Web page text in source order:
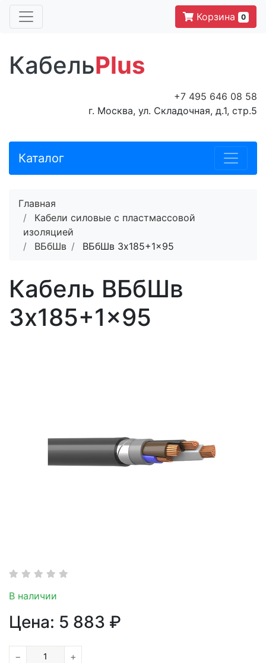
Корзина 0
КабельPlus
+7 495 646 08 58
г. Москва, ул. Складочная, д.1, стр.5
Каталог
Главная
Кабели силовые с пластмассовой
изоляцией
ВБбШв
ВБбШв 3x185+1x95
Кабель ВБбШв
3x185+1x95
В наличии
Цена: 5 883 ₽
− +